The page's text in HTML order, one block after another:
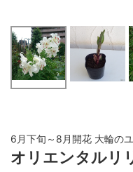
6月下旬～8月開花 大輪の
オリエンタルリ